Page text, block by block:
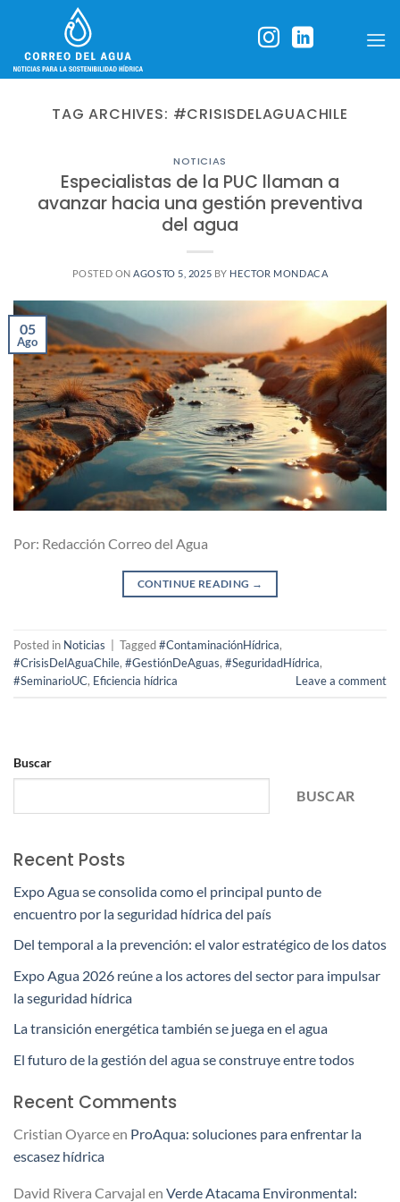
content
TAG ARCHIVES: #CRISISDELAGUACHILE
NOTICIAS
Especialistas de la PUC llaman a
avanzar hacia una gestión preventiva
del agua
POSTED ON AGOSTO 5, 2025 BY HECTOR MONDACA
05
Ago
Por: Redacción Correo del Agua
CONTINUE READING →
Posted in Noticias Tagged#ContaminaciónHídrica,
#CrisisDelAguaChile, #GestiónDeAguas, #SeguridadHídrica,
#SeminarioUC, Eficiencia hídrica Leave a comment
Buscar
BUSCAR
Recent Posts
Expo Agua se consolida como el principal punto de
encuentro por la seguridad hídrica del país
Del temporal a la prevención: el valor estratégico de los datos
Expo Agua 2026 reúne a los actores del sector para impulsar
la seguridad hídrica
La transición energética también se juega en el agua
El futuro de la gestión del agua se construye entre todos
Recent Comments
Cristian Oyarceen ProAqua: soluciones para enfrentar la
escasez hídrica
David Rivera Carvajal en Verde Atacama Environmental: